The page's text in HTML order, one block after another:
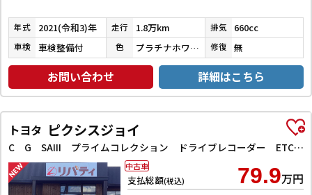
年式 2021(令和3)年 走行 1.8万km 排気 660cc
車検 車検整備付 色 プラチナホワイトパール 修復 無
お問い合わせ 詳細はこちら
トヨタ ピクシスジョイ
C G SAIII プライムコレクション ドライブレコーダー ETC バックカメラ ナビ TV クリアランスソナー 衝突被害軽減システム オートマチックハイビーム オートライト スマートキー アイドリングストップ 電動格納ミラー
支払総額(税込) 79.9万円
中古車